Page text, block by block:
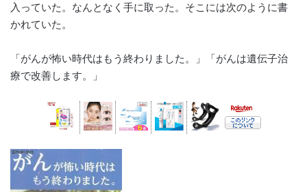
入っていた。なんとなく手に取った。そこには次のように書
かれていた。
「がんが怖い時代はもう終わりました。」「がんは遺伝子治
療で改善します。」